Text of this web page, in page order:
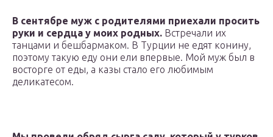
В сентябре муж с родителями приехали просить
руки и сердца у моих родных. Встречали их
танцами и бешбармаком. В Турции не едят конину,
поэтому такую еду они ели впервые. Мой муж был в
восторге от еды, а казы стало его любимым
деликатесом.